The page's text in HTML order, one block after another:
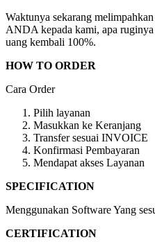
Waktunya sekarang
ANDA kepada kami, apa
uang kembali 100%.
HOW TO ORDER
Cara Order
Pilih layanan
Masukkan ke Keranjang
Transfer sesuai INVOICE
Konfirmasi Pembayaran
Mendapat akses Layanan
SPECIFICATION
Menggunakan Software Yang
CERTIFICATION